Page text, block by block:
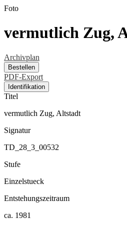
Foto
vermutlich Zug,
Archivplan
Bestellen
PDF-Export
Identifikation
Titel
vermutlich Zug, Altstadt
Signatur
TD_28_3_00532
Stufe
Einzelstueck
Entstehungszeitraum
ca. 1981